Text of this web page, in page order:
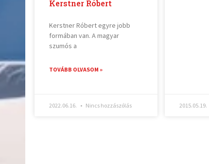
Kerstner Róbert
Kerstner Róbert egyre jobb
formában van. A magyar
szumós a
TOVÁBB OLVASOM »
2022.06.16. Nincs hozzászólás 2015.05.19.